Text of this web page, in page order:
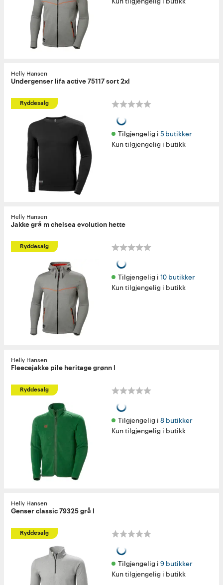
Helly Hansen
Undergenser lifa active 75117 sort 2xl
Ryddesalg
Tilgjengelig i 5 butikker
Kun tilgjengelig i butikk
Helly Hansen
Jakke grå m chelsea evolution hette
Ryddesalg
Tilgjengelig i 10 butikker
Kun tilgjengelig i butikk
Helly Hansen
Fleecejakke pile heritage grønn l
Ryddesalg
Tilgjengelig i 8 butikker
Kun tilgjengelig i butikk
Helly Hansen
Genser classic 79325 grå l
Ryddesalg
Tilgjengelig i 9 butikker
Kun tilgjengelig i butikk